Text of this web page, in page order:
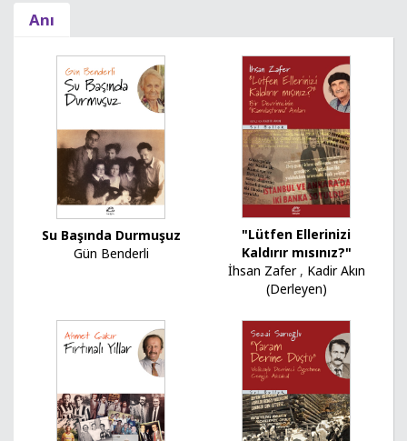
Anı
Su Başında Durmuşuz
Gün Benderli
"Lütfen Ellerinizi
Kaldırır mısınız?"
İhsan Zafer, Kadir Akın
(Derleyen)